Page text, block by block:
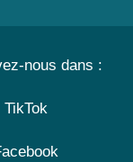
nous dans :
TikTok